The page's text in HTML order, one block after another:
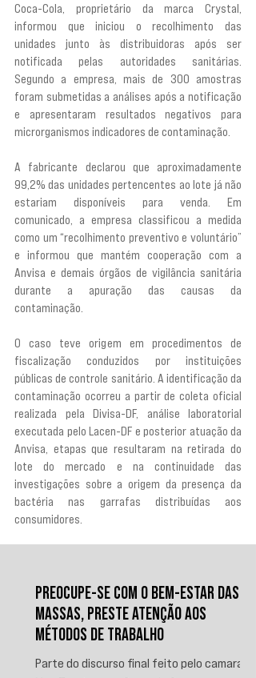
Coca-Cola, proprietário da marca Crystal,
informou que iniciou o recolhimento das
unidades junto às distribuidoras após ser
notificada pelas autoridades sanitárias.
Segundo a empresa, mais de 300 amostras
foram submetidas a análises após a notificação
e apresentaram resultados negativos para
microrganismos indicadores de contaminação.
A fabricante declarou que aproximadamente
99,2% das unidades pertencentes ao lote já não
estariam disponíveis para venda. Em
comunicado, a empresa classificou a medida
como um “recolhimento preventivo e voluntário”
e informou que mantém cooperação com a
Anvisa e demais órgãos de vigilância sanitária
durante a apuração das causas da
contaminação.
O caso teve origem em procedimentos de
fiscalização conduzidos por instituições
públicas de controle sanitário. A identificação da
contaminação ocorreu a partir de coleta oficial
realizada pela Divisa-DF, análise laboratorial
executada pelo Lacen-DF e posterior atuação da
Anvisa, etapas que resultaram na retirada do
lote do mercado e na continuidade das
investigações sobre a origem da presença da
bactéria nas garrafas distribuídas aos
consumidores.
PREOCUPE-SE COM O BEM-ESTAR DAS
MASSAS, PRESTE ATENÇÃO AOS
MÉTODOS DE TRABALHO
Parte do discurso final feito pelo camarada